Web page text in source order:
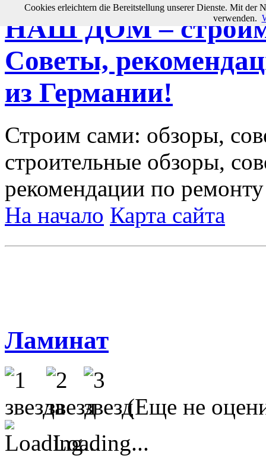
НАШ ДОМ – строим
Советы,
из Германии!
Строим сами: обзоры,
строительные обзоры,
рекомендации по ремонту
На начало Карта сайта
Ламинат
(Еще не
Loading...
Cookies erleichtern die Bereitstellung unserer Dienste. Mit der
verwenden.